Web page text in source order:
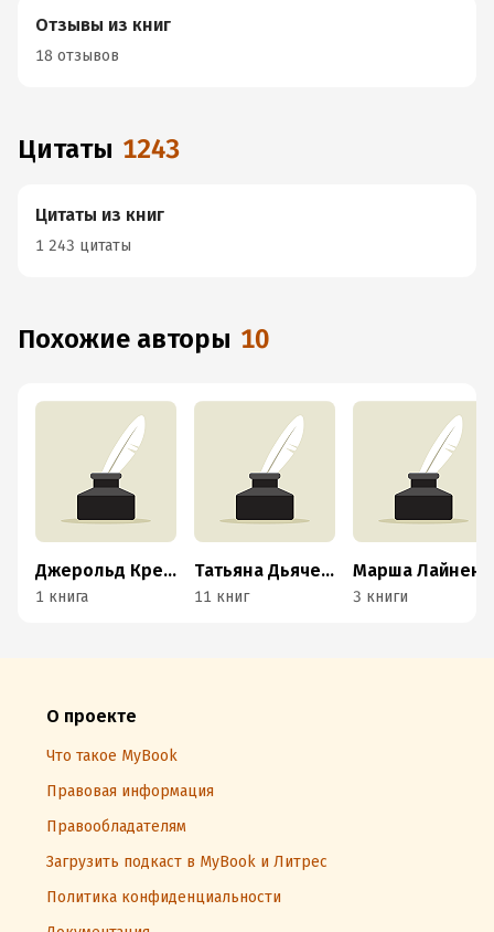
Отзывы из книг
18 отзывов
Цитаты 1243
Цитаты из книг
1 243 цитаты
Похожие авторы 10
Джерольд Крейсман
1 книга
Tатьяна Дьяченко
11 книг
Марша Лайнен
3 книги
О проекте
Что такое MyBook
Правовая информация
Правообладателям
Загрузить подкаст в MyBook и Литрес
Политика конфиденциальности